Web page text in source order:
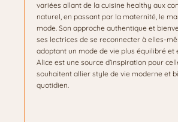
variées allant de la cuisine healthy aux
naturel, en passant par la maternité, le
mode. Son approche authentique et
ses lectrices de se reconnecter à elles-
adoptant un mode de vie plus équilibré et
Alice est une source d’inspiration pour
souhaitent allier style de vie moderne et
quotidien.